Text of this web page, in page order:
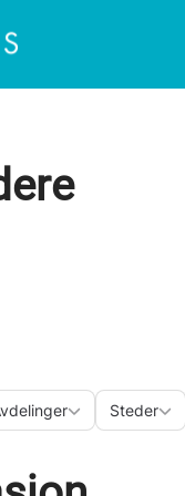
AvdelingerSteder